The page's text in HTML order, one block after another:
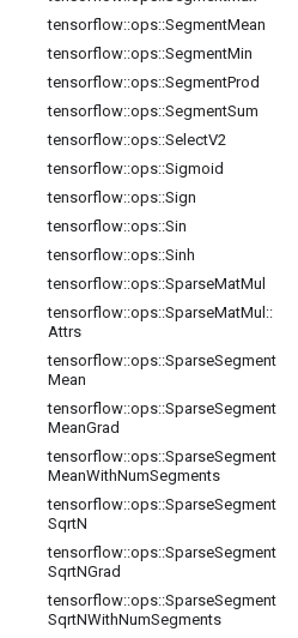
tensorflow::ops::SegmentMean
tensorflow::ops::SegmentMin
tensorflow::ops::SegmentProd
tensorflow::ops::SegmentSum
tensorflow::ops::SelectV2
tensorflow::ops::Sigmoid
tensorflow::ops::Sign
tensorflow::ops::Sin
tensorflow::ops::Sinh
tensorflow::ops::SparseMatMul
tensorflow::ops::SparseMatMul ::
Attrs
tensorflow::ops::SparseSegment
Mean
tensorflow::ops::SparseSegment
MeanGrad
tensorflow::ops::SparseSegment
MeanWithNumSegments
tensorflow::ops::SparseSegment
SqrtN
tensorflow::ops::SparseSegment
SqrtNGrad
tensorflow::ops::SparseSegment
SqrtNWithNumSegments